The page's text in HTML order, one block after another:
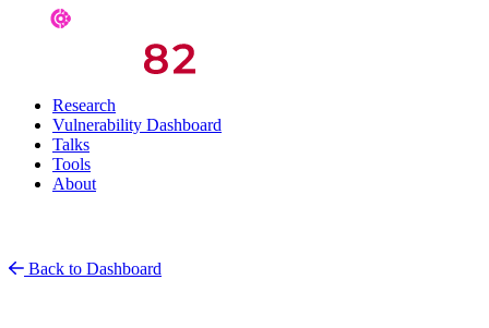
Research
Vulnerability Dashboard
Talks
Tools
About
Back to Dashboard